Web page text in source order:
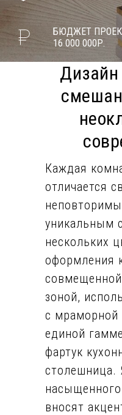
БЮДЖЕТ
16 000 000Р.
Каждая
отличается
уникальным
нескольких
оформления
зоной,
с мраморной
единой
фартук
столешница.
вносят